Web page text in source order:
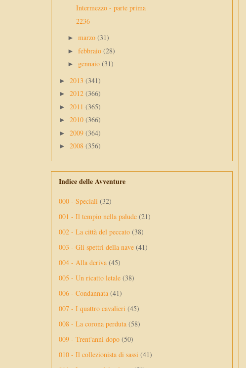
Intermezzo - parte prima
2236
► marzo (31)
► febbraio (28)
► gennaio (31)
► 2013 (341)
► 2012 (366)
► 2011 (365)
► 2010 (366)
► 2009 (364)
► 2008 (356)
Indice delle Avventure
000 - Speciali (32)
001 - Il tempio nella palude (21)
002 - La città del peccato (38)
003 - Gli spettri della nave (41)
004 - Alla deriva (45)
005 - Un ricatto letale (38)
006 - Condannata (41)
007 - I quattro cavalieri (45)
008 - La corona perduta (58)
009 - Trent'anni dopo (50)
010 - Il collezionista di sassi (41)